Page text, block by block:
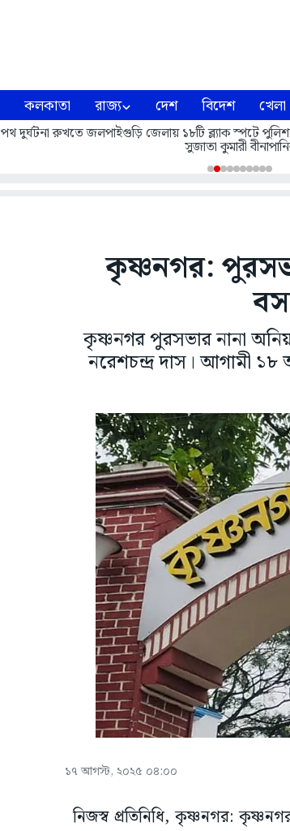
কলকাতা রাজ্য দেশ বিদেশ খেলা
পথ দুর্ঘটনা রুখতে জলপাইগুড়ি জেলায় ১৮টি ব্ল্যাক স্পটে
সুজাতা কুমারী
কৃষ্ণনগর:
কৃষ্ণনগর পুরসভার নানা
নরেশচন্দ্র দাস। আগামী
১৭ আগস্ট, ২০২৫ ০৪:০০
নিজস্ব প্রতিনিধি, কৃষ্ণনগর: